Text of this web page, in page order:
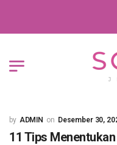
ADMIN Desember 30,
11 Tips